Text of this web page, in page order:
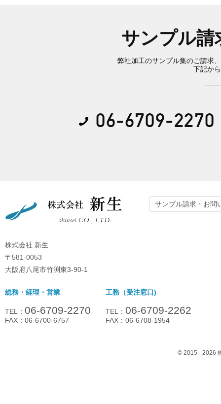
サンプル請
弊社加工のサンプル集のご請求
下記か
サンプル請求・お問
株式会社 新生
〒581-0053
大阪府八尾市竹渕東3-90-1
総務・経理・営業
TEL： 06-6709-2270
FAX：06-6700-6757
工務（受注窓口)
TEL： 06-6709-2262
FAX：06-6708-1954
© 2015 - 2026